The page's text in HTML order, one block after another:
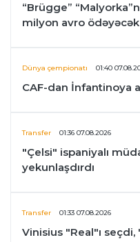
“Brügge”
milyon avro ödəyəcək
Dünya çempionatı 01:40
CAF-dan İnfantinoya
Transfer 01:36 07.08.2026
"Çelsi" ispaniyalı
yekunlaşdırdı
Transfer 01:33 07.08.2026
Vinisius "Real"ı seçdi,